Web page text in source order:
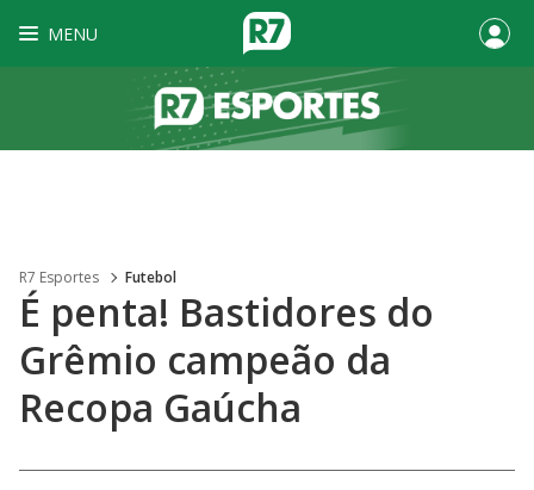
MENU
R7 Esportes Futebol
É penta! Bastidores do
Grêmio campeão da
Recopa Gaúcha